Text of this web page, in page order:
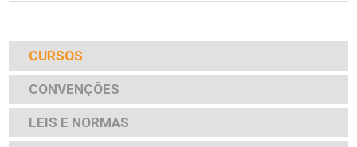
CURSOS
CONVENÇÕES
LEIS E NORMAS